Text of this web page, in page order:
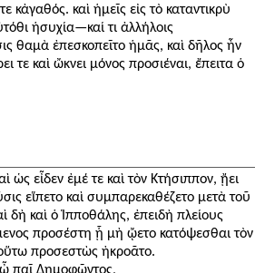
κἀγαθός. καὶ ἡμεῖς εἰς τὸ καταντικρὺ
ἡσυχία—καί τι ἀλλήλοις
θαμὰ ἐπεσκοπεῖτο ἡμᾶς, καὶ δῆλος ἦν
τε καὶ ὤκνει μόνος προσιέναι, ἔπειτα ὁ
ὡς εἶδεν ἐμέ τε καὶ τὸν Κτήσιππον, ᾔει
εἵπετο καὶ συμπαρεκαθέζετο μετὰ τοῦ
δὴ καὶ ὁ Ἱπποθάλης, ἐπειδὴ πλείους
προσέστη ᾗ μὴ ᾤετο κατόψεσθαι τὸν
προσεστὼς ἠκροᾶτο.